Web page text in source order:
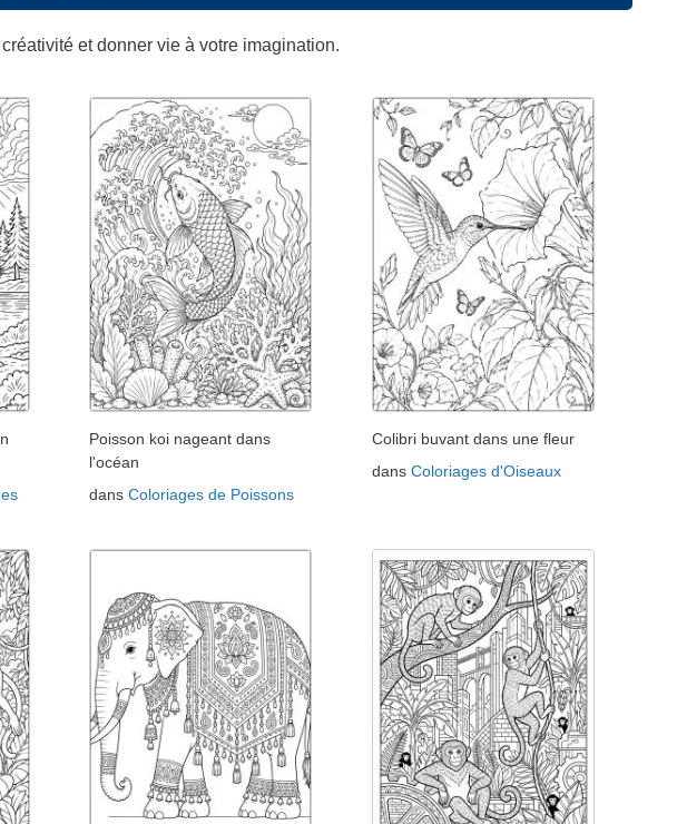
et donner vie à votre imagination.
Poisson koi nageant dans
l'océan
dansColoriages de Poissons
Colibri buvant dans une fleur
dansColoriages d'Oiseaux